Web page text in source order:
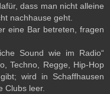
dass man nicht alleine
nachhause geht.
eine Bar betreten, fragen
Sound wie im Radio“
Techno, Regge, Hip-Hop
wird in Schaffhausen
Clubs leer.